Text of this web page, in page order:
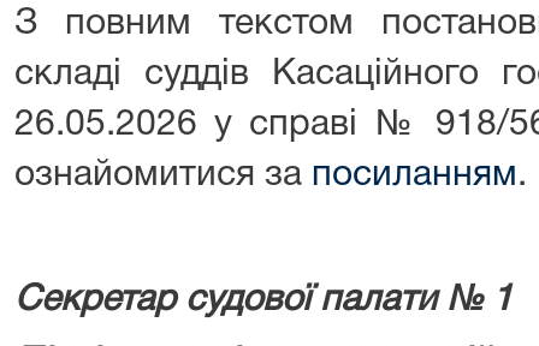
З повним текстом
складі суддів Касаційного
26.05.2026 у справі № 918/
ознайомитися за посиланням.
Секретар судової палати № 1